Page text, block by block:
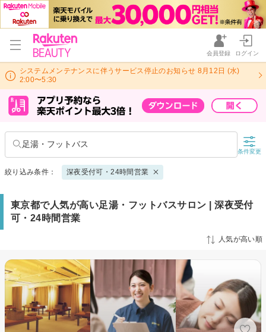
会員登録 ログイン
システムメンテナンスに伴うサービス停止のお知らせ 8月12日 (水)
2:00〜5:30
足湯・フットバス
条件変更
絞り込み条件： 深夜受付可・24時間営業
東京都で人気が高い足湯・フットバスサロン | 深夜受付
可・24時間営業
人気が高い順